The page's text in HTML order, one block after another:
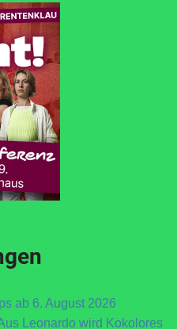
ab 6. August 2026
Leonardo wird Kokolores